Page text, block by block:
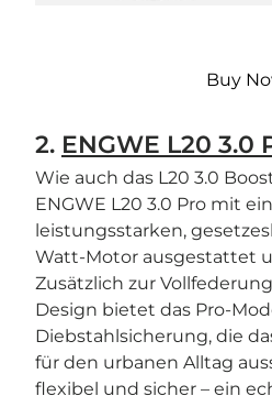
Buy
2. ENGWE L20 3.0
Wie auch das L20 3.0
ENGWE L20 3.0 Pro mit
leistungsstarken,
Watt-Motor ausgestattet
Zusätzlich zur
Design bietet das Pro-
Diebstahlsicherung, die
für den urbanen Alltag
flexibel und sicher – ein